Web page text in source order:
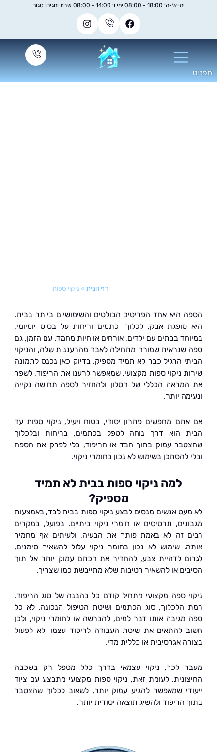
»ניקוי ספות
היא אחד הפריטים הבולטים והשימושיים ביותר בבית.
אבק, לכלוך, כתמים וריחות על בסיס יומיומי,
בבתים עם ילדים, אורחים או חיות מחמד. עם הזמן, גם
שמורה מתחילה לאבד מהרעננות שלה, והניקוי
הרגיל כבר לא תמיד מספיק. בדיוק כאן נכנס לתמונה
ניקוי ספות מקצועי, שמאפשר לרענן את הריפוד, לשפר
הכללי של הסלון ולהחזיר לספה תחושה נקייה
יותר.
מחפשים פתרון יסודי, בטוח ויעיל, ניקוי ספות עד
הוא דרך נוחה לטפל בכתמים, בריחות ובלכלוך
עמוק בתוך הבד או הריפוד, בלי לפרק את הספה
להסתכן בשימוש לא נכון בחומרי ניקוי.
למה ניקוי ספות בבית לא תמיד
מספיק?
אנשים מנסים לבצע ניקוי ספות בבית לבד, באמצעות
תרסיסים או חומרי ניקוי ביתיים. בפועל, במקרים
זה לא באמת פותר את הבעיה, ולעיתים אף מחמיר
שימוש לא נכון בחומר ניקוי עלול להשאיר סימנים,
לדהיית צבע, להחדיר את הכתם עמוק יותר אל תוך
או להשאיר רטיבות שלא מתייבשת כמו שצריך.
ספה מקצועי מתחיל קודם כל בהבנה של סוג הריפוד,
סוג הכתמים ושיטת הטיפול הנכונה. לא כל
אותו דבר למים, להברשה או לחומרי ניקוי, ולכן
להתאים את שיטת העבודה לריפוד עצמו ולא לפעול
אגרסיבית או כללית מדי.
לכך, ניקוי עצמאי בדרך כלל מטפל רק בשכבה
לעומת זאת, ניקוי ספות מקצועי מתבצע עם ציוד
שמאפשר להגיע עמוק יותר, לשאוב לכלוך שהצטבר
הריפוד ולהשיג תוצאה יסודית יותר.